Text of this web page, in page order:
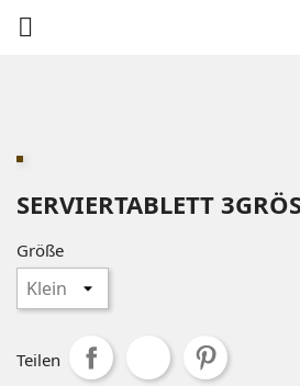

SERVIERTABLETT
Größe
Teilen